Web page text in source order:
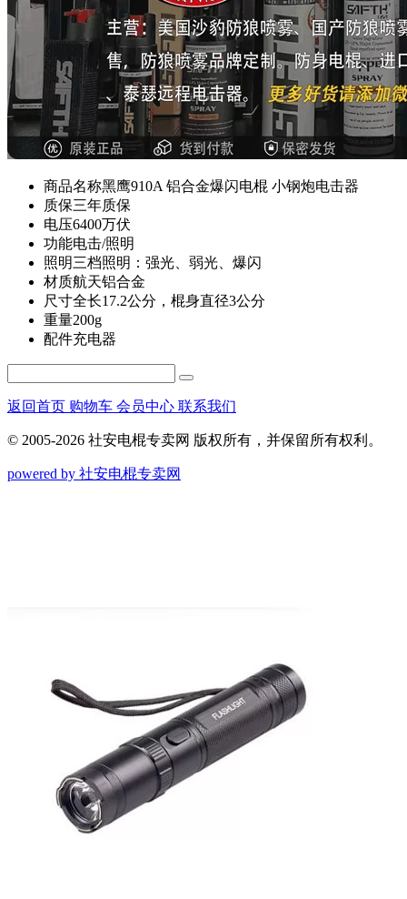
商品名称黑鹰910A 铝合金爆闪电棍 小钢炮电击器
质保三年质保
电压6400万伏
功能电击/照明
照明三档照明：强光、弱光、爆闪
材质航天铝合金
尺寸全长17.2公分，棍身直径3公分
重量200g
配件充电器
返回首页 购物车 会员中心 联系我们
© 2005-2026 社安电棍专卖网 版权所有，并保留所有权利。
powered by 社安电棍专卖网